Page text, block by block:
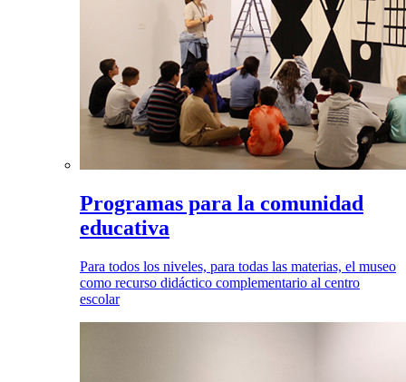
Programas para la comunidad
educativa
Para todos los niveles, para todas las materias, el museo
como recurso didáctico complementario al centro
escolar